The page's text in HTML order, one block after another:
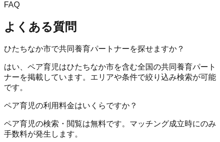
FAQ
よくある質問
ひたちなか市で共同養育パートナーを探せますか？
はい、ペア育児はひたちなか市を含む全国の共同養育パート
ナーを掲載しています。エリアや条件で絞り込み検索が可能
です。
ペア育児の利用料金はいくらですか？
ペア育児の検索・閲覧は無料です。マッチング成立時にのみ
手数料が発生します。